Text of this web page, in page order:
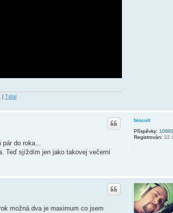
Tidal
biscuit
Příspěvky: 10869
Registrován: 22
do roka...
Teď sjíždím jen jako takovej večerní
možná dva je maximum co jsem